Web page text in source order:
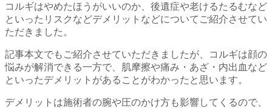
コルギはやめたほうがいいのか、後遺症や老けるたるむなど
といったリスクなどデメリットなどについてご紹介させてい
ただきました。
記事本文でもご紹介させていただきましたが、コルギは顔の
悩みが解消できる一方で、肌摩擦や痛み・あざ・内出血など
といったデメリットがあることがわかったと思います。
デメリットは施術者の腕や圧のかけ方も影響してくるので、